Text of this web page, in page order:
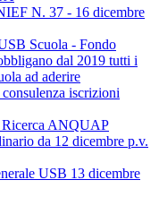
N. 37 - 16 dicembre
Scuola - Fondo
dal 2019 tutti i
ad aderire
iscrizioni
Ricerca ANQUAP
da 12 dicembre p.v.
USB 13 dicembre